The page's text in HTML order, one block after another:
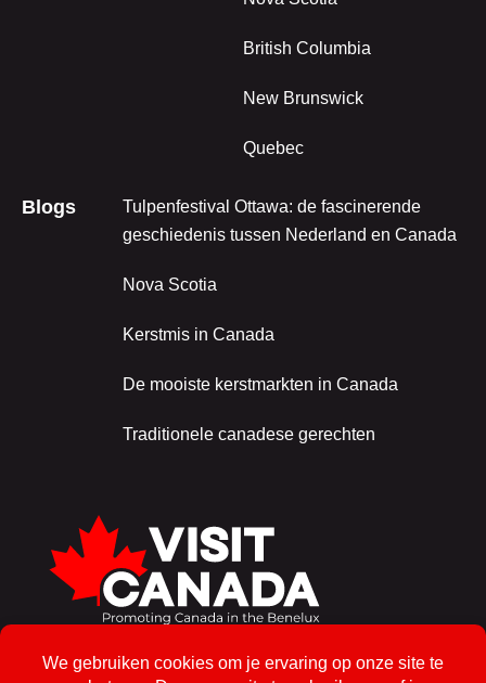
British Columbia
New Brunswick
Quebec
Blogs
Tulpenfestival Ottawa: de fascinerende
geschiedenis tussen Nederland en Canada
Nova Scotia
Kerstmis in Canada
De mooiste kerstmarkten in Canada
Traditionele canadese gerechten
Schrijf je in voor de nieuwsbrief!